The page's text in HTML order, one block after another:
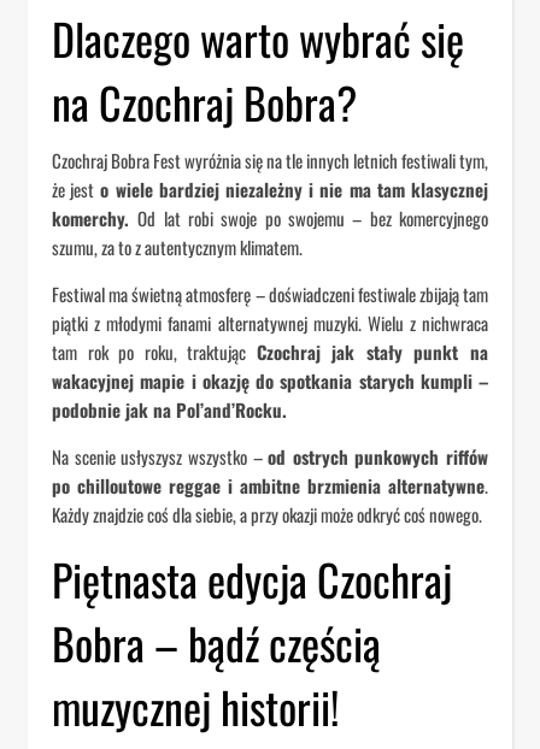
Dlaczego warto wybrać się
na Czochraj Bobra?
Czochraj Bobra Fest wyróżnia się na tle innych letnich festiwali tym,
że jest o wiele bardziej niezależny i nie ma tam klasycznej
komerchy.Od lat robi swoje po swojemu – bez komercyjnego
szumu, za to z autentycznym klimatem.
Festiwal ma świetną atmosferę – doświadczeni festiwale zbijają tam
piątki z młodymi fanami alternatywnej muzyki. Wielu z nichwraca
tam rok po roku, traktując Czochraj jak stały punkt na
wakacyjnej mapie i okazję do spotkania starych kumpli –
podobnie jak na Pol’and’Rocku.
Na scenie usłyszysz wszystko –od ostrych punkowych riffów
po chilloutowe reggae i ambitne brzmienia alternatywne.
Każdy znajdzie coś dla siebie, a przy okazji może odkryć coś nowego.
Piętnasta edycja Czochraj
Bobra – bądź częścią
muzycznej historii!